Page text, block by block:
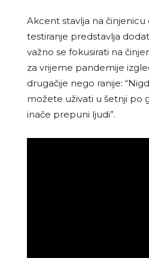
Akcent stavlja na činjenicu
testiranje predstavlja
važno se fokusirati na
za vrijeme pandemije
drugačije nego ranije:
možete uživati u šetnji po
inače prepuni ljudi”.